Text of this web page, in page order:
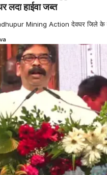
लदा हाईवा जब्त
Madhupur Mining Action देवघर जिले के